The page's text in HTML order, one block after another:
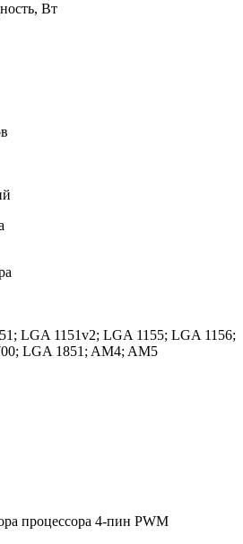
Вт
LGA 1151v2; LGA 1155; LGA 1156;
LGA 1851; AM4; AM5
процессора 4-пин PWM